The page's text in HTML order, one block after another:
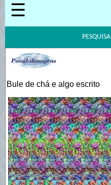
☰
PESQUISA
Bule de chá e algo escrito